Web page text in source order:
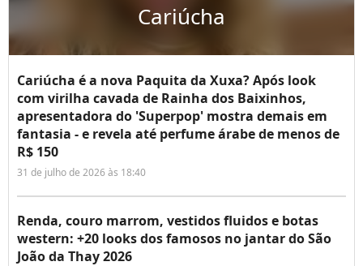
Cariúcha
Cariúcha é a nova Paquita da Xuxa? Após look
com virilha cavada de Rainha dos Baixinhos,
apresentadora do 'Superpop' mostra demais em
fantasia - e revela até perfume árabe de menos de
R$ 150
31 de julho de 2026 às 18:40
Renda, couro marrom, vestidos fluidos e botas
western: +20 looks dos famosos no jantar do São
João da Thay 2026